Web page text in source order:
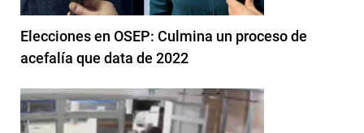
Elecciones en OSEP: Culmina un proceso de
acefalía que data de 2022